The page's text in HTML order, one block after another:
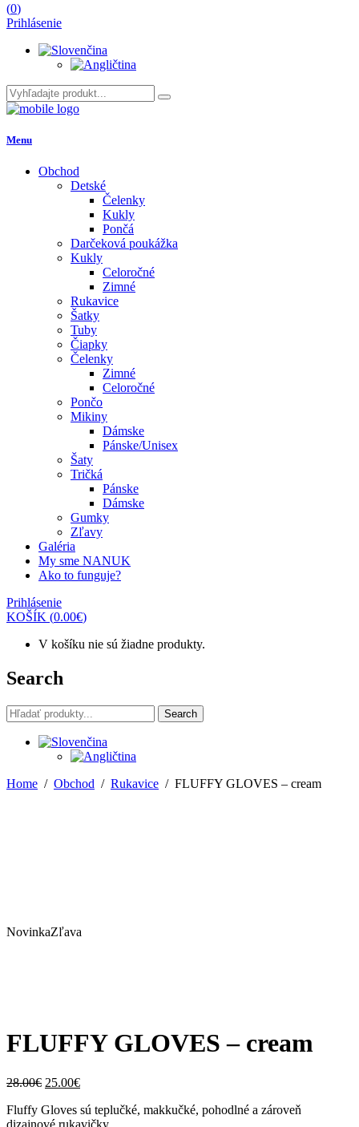
(0)
Prihlásenie
Menu
Obchod
Detské
Čelenky
Kukly
Pončá
Darčeková poukážka
Kukly
Celoročné
Zimné
Rukavice
Šatky
Tuby
Čiapky
Čelenky
Zimné
Celoročné
Pončo
Mikiny
Dámske
Pánske/Unisex
Šaty
Tričká
Pánske
Dámske
Gumky
Zľavy
Galéria
My sme NANUK
Ako to funguje?
Prihlásenie
KOŠÍK (0.00€)
V košíku nie sú žiadne produkty.
Search
Search
for:
Search
Home / Obchod / Rukavice / FLUFFY GLOVES – cream
NovinkaZľava
FLUFFY GLOVES – cream
28.00€ Pôvodná
bola:
25.00€Aktuálna
je:
Fluffy Gloves sú teplučké, makkučké, pohodlné a zároveň
dizajnové rukavičky.